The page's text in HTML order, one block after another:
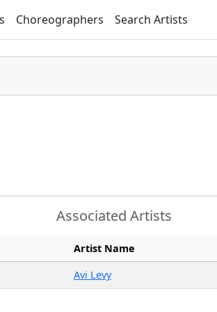
Choreographers Search Artists
Associated Artists
Artist Name
Avi Levy